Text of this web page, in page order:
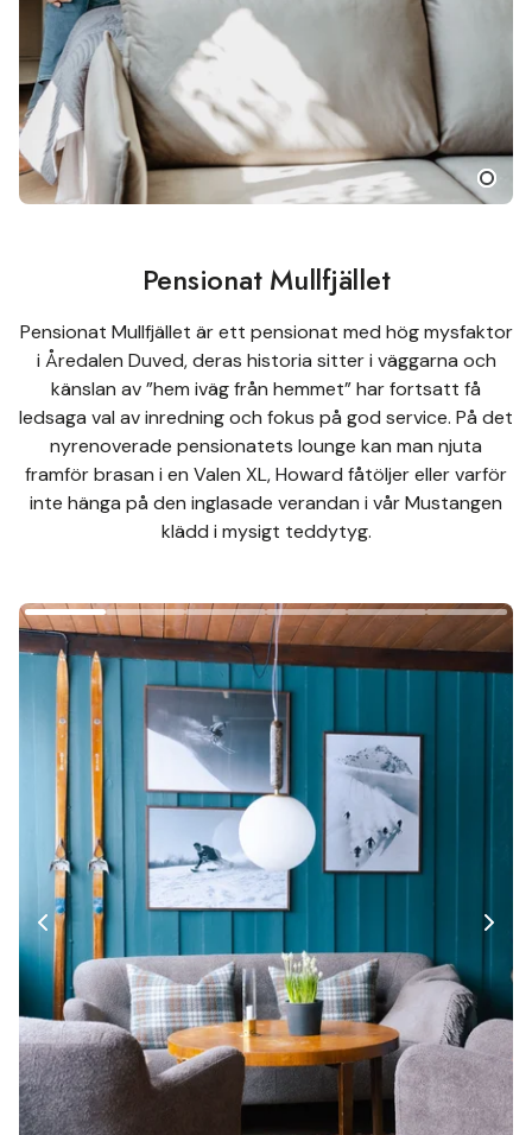
Pensionat Mullfjället
Pensionat Mullfjället är ett pensionat med hög mysfaktor
i Åredalen Duved, deras historia sitter i väggarna och
känslan av ”hem iväg från hemmet” har fortsatt få
ledsaga val av inredning och fokus på god service. På det
nyrenoverade pensionatets lounge kan man njuta
framför brasan i en Valen XL, Howard fåtöljer eller varför
inte hänga på den inglasade verandan i vår Mustangen
klädd i mysigt teddytyg.